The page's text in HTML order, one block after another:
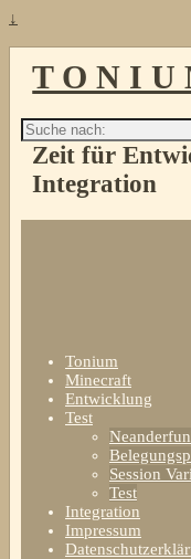
↓
T O N I U
Suche
nach:
Zeit für
Integration
Tonium
Minecraft
Entwicklung
Test
Session
Test
Integration
Impressum